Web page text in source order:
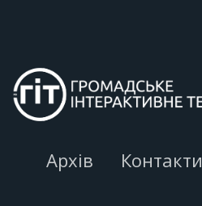
Архів Контакти